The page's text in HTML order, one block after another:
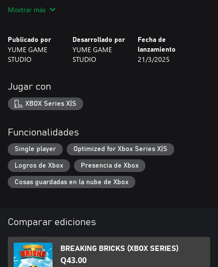
Mostrar más
Publicado por
YUME GAME
STUDIO
Desarrollado por
YUME GAME
STUDIO
Fecha de
lanzamiento
21/3/2025
Jugar con
XBOX Series X|S
Funcionalidades
Single player Optimized for Xbox Series X|S
Logros de Xbox Presencia de Xbox
Cosas guardadas en la nube de Xbox
Comparar ediciones
BREAKING BRICKS (XBOX SERIES)
Q43.00